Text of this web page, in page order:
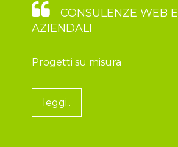
CONSULENZE WEB E
AZIENDALI
Progetti su misura
leggi..